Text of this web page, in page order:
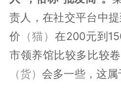
责人，在社交平台中
价 （猫） 在200元到
市领养馆比较多比较
（货）会多一些，这属